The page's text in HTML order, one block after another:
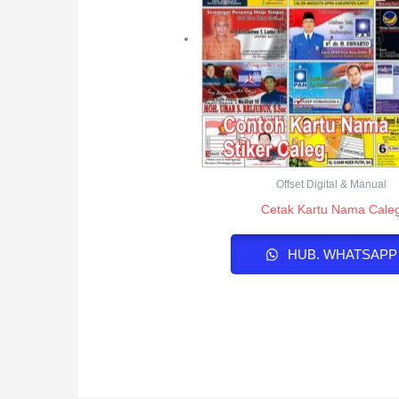
Offset Digital & Manual
Cetak Kartu Nama
HUB. WHATSAPP